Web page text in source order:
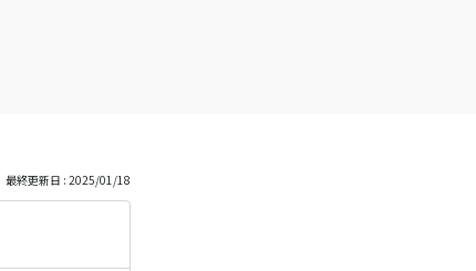
最終更新日 : 2025/01/18